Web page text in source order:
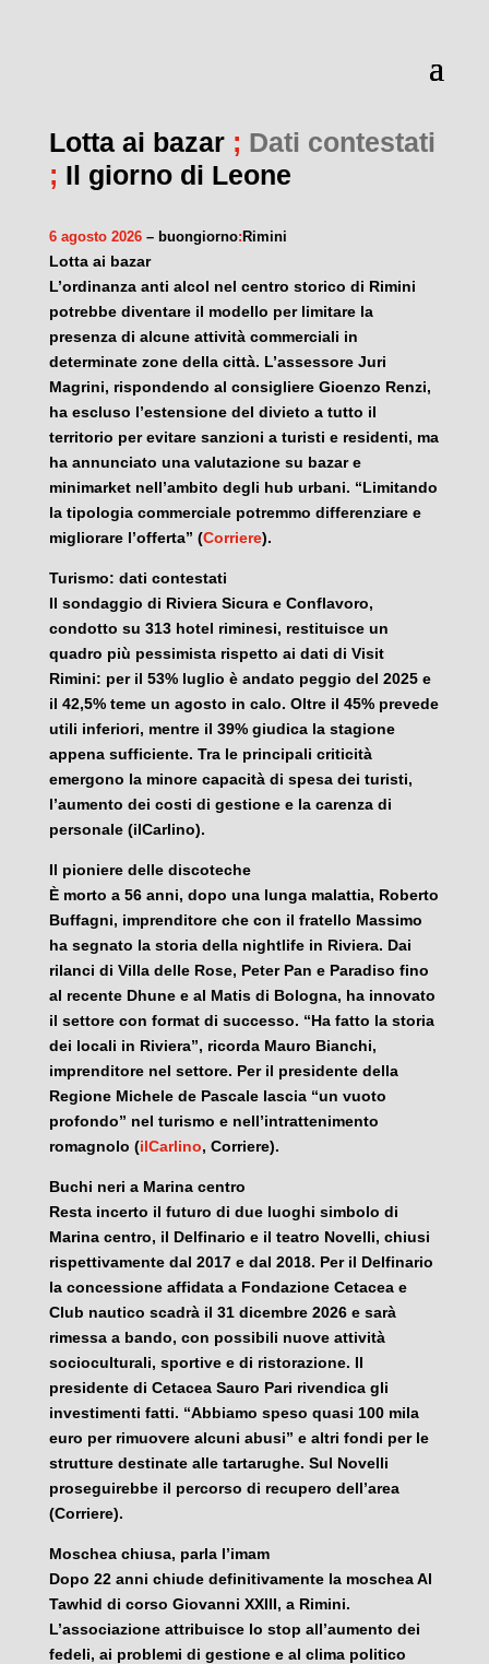
Lotta ai bazar; Dati contestati
; Il giorno di Leone
6 agosto 2026– buongiorno: Rimini
Lotta ai bazar
L’ordinanza anti alcol nel centro storico di Rimini
potrebbe diventare il modello per limitare la
presenza di alcune attività commerciali in
determinate zone della città. L’assessore Juri
Magrini, rispondendo al consigliere Gioenzo Renzi,
ha escluso l’estensione del divieto a tutto il
territorio per evitare sanzioni a turisti e residenti, ma
ha annunciato una valutazione su bazar e
minimarket nell’ambito degli hub urbani. “Limitando
la tipologia commerciale potremmo differenziare e
migliorare l’offerta” (Corriere).
Turismo: dati contestati
Il sondaggio di Riviera Sicura e Conflavoro,
condotto su 313 hotel riminesi, restituisce un
quadro più pessimista rispetto ai dati di Visit
Rimini: per il 53% luglio è andato peggio del 2025 e
il 42,5% teme un agosto in calo. Oltre il 45% prevede
utili inferiori, mentre il 39% giudica la stagione
appena sufficiente. Tra le principali criticità
emergono la minore capacità di spesa dei turisti,
l’aumento dei costi di gestione e la carenza di
personale (ilCarlino).
Il pioniere delle discoteche
È morto a 56 anni, dopo una lunga malattia, Roberto
Buffagni, imprenditore che con il fratello Massimo
ha segnato la storia della nightlife in Riviera. Dai
rilanci di Villa delle Rose, Peter Pan e Paradiso fino
al recente Dhune e al Matis di Bologna, ha innovato
il settore con format di successo. “Ha fatto la storia
dei locali in Riviera”, ricorda Mauro Bianchi,
imprenditore nel settore. Per il presidente della
Regione Michele de Pascale lascia “un vuoto
profondo” nel turismo e nell’intrattenimento
romagnolo (ilCarlino, Corriere).
Buchi neri a Marina centro
Resta incerto il futuro di due luoghi simbolo di
Marina centro, il Delfinario e il teatro Novelli, chiusi
rispettivamente dal 2017 e dal 2018. Per il Delfinario
la concessione affidata a Fondazione Cetacea e
Club nautico scadrà il 31 dicembre 2026 e sarà
rimessa a bando, con possibili nuove attività
socioculturali, sportive e di ristorazione. Il
presidente di Cetacea Sauro Pari rivendica gli
investimenti fatti. “Abbiamo speso quasi 100 mila
euro per rimuovere alcuni abusi” e altri fondi per le
strutture destinate alle tartarughe. Sul Novelli
proseguirebbe il percorso di recupero dell’area
(Corriere).
Moschea chiusa, parla l’imam
Dopo 22 anni chiude definitivamente la moschea Al
Tawhid di corso Giovanni XXIII, a Rimini.
L’associazione attribuisce lo stop all’aumento dei
fedeli, ai problemi di gestione e al clima politico